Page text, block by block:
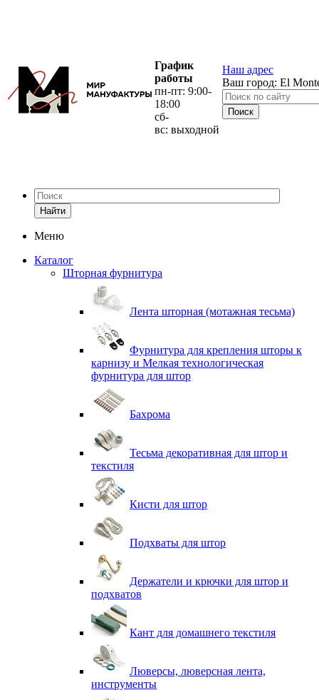
График
работы
пн-пт: 9:00-
18:00
сб-
вс: выходной
Наш адрес
Ваш город: El
Найти
Меню
Каталог
Шторная фурнитура
Лента шторная (мотажная тесьма)
Фурнитура для крепления шторы к
карнизу и Мелкая технологическая
фурнитура для штор
Бахрома
Тесьма декоративная для штор и
текстиля
Кисти для штор
Подхваты для штор
Держатели и крючки для штор и
подхватов
Кант для домашнего текстиля
Люверсы, люверсная лента,
инструменты